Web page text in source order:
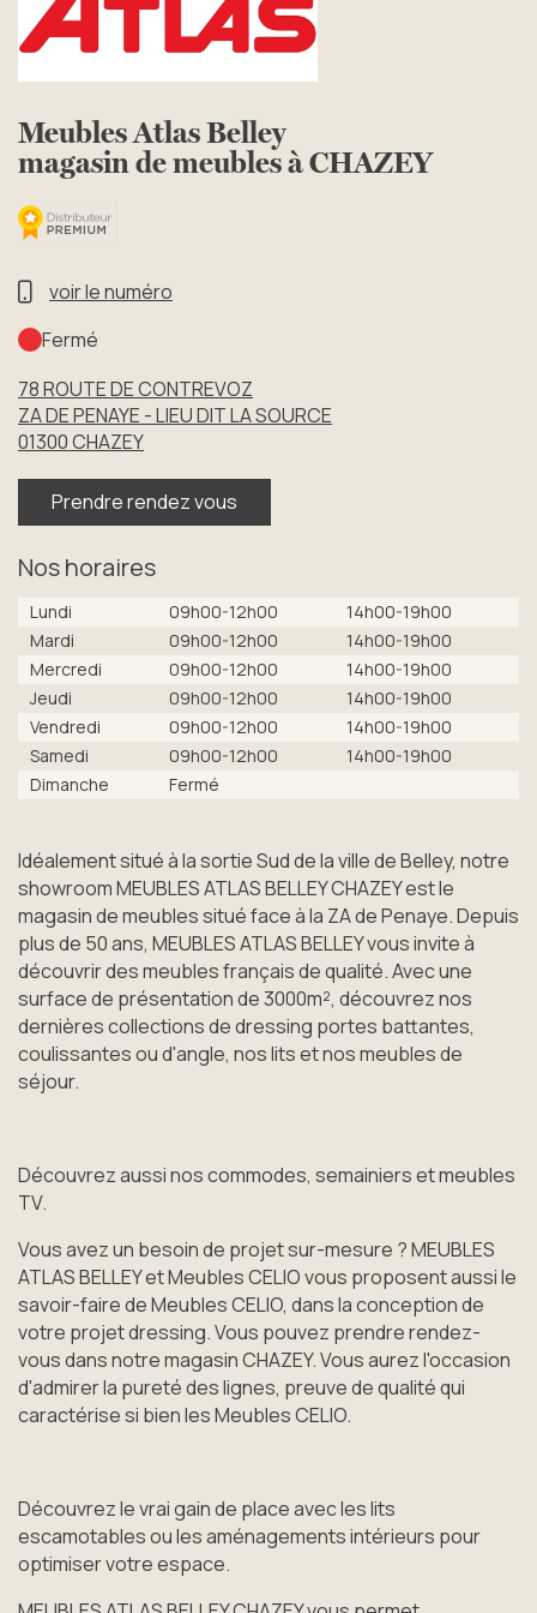
Meubles Atlas Belley
magasin de meubles à CHAZEY
voir le numéro
Fermé
78 ROUTE DE CONTREVOZ
ZA DE PENAYE - LIEU DIT LA SOURCE
01300CHAZEY
Prendre rendez vous
Nos horaires
Lundi 09h00-12h00
14h00-19h00
Mardi
09h00-12h00
14h00-19h00
Mercredi
09h00-12h00
14h00-19h00
Jeudi
09h00-12h00
14h00-19h00
Vendredi
09h00-12h00
14h00-19h00
Samedi
09h00-12h00
14h00-19h00
Dimanche
Fermé
Idéalement situé à la sortie Sud de la ville de Belley, notre
showroom MEUBLES ATLAS BELLEY CHAZEY est le
magasin de meubles situé face à la ZA de Penaye. Depuis
plus de 50 ans, MEUBLES ATLAS BELLEY vous invite à
découvrir des meubles français de qualité. Avec une
surface de présentation de 3000m², découvrez nos
dernières collections de dressing portes battantes,
coulissantes ou d'angle, nos lits et nos meubles de
séjour.
Découvrez aussi nos commodes, semainiers et meubles
TV.
Vous avez un besoin de projet sur-mesure ? MEUBLES
ATLAS BELLEY et Meubles CELIO vous proposent aussi le
savoir-faire de Meubles CELIO, dans la conception de
votre projet dressing. Vous pouvez prendre rendez-
vous dans notre magasin CHAZEY. Vous aurez l'occasion
d'admirer la pureté des lignes, preuve de qualité qui
caractérise si bien les Meubles CELIO.
Découvrez le vrai gain de place avec les lits
escamotables ou les aménagements intérieurs pour
optimiser votre espace.